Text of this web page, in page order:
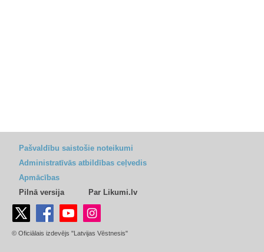
Pašvaldību saistošie noteikumi
Administratīvās atbildības ceļvedis
Apmācības
Pilnā versija
Par Likumi.lv
© Oficiālais izdevējs "Latvijas Vēstnesis"